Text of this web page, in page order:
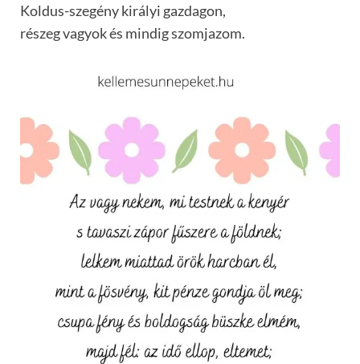
Koldus-szegény királyi gazdagon,
részeg vagyok és mindig szomjazom.